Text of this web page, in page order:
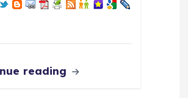
reading